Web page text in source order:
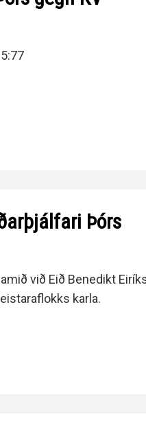
Þórs
við Eið Benedikt
karla.